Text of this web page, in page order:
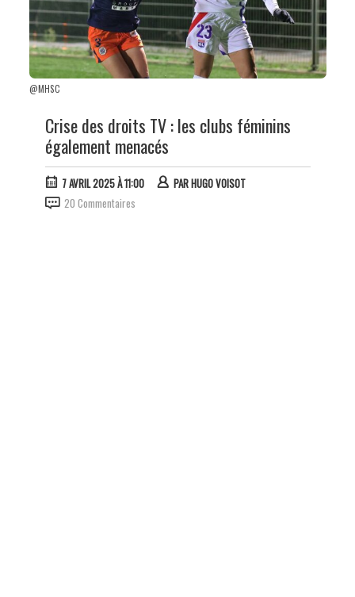
@MHSC
Crise des droits TV : les clubs féminins
également menacés
7 AVRIL 2025 À 11:00 PARHUGO VOISOT
20 Commentaires